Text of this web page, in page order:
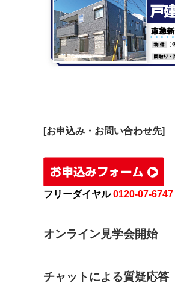
[お申込み・お問い合わせ先]
フリーダイヤル0120-07-6747
オンライン見学会開
チャットによる質疑応